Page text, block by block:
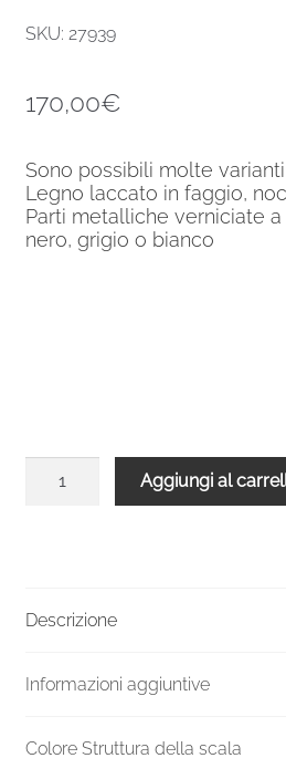
SKU: 27939
170,00€
Sono possibili molte
Legno laccato in faggio,
Parti metalliche verniciate
nero, grigio o bianco
quantità
Aggiungi al
Descrizione
Informazioni aggiuntive
Colore Struttura della scala